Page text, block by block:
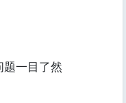
一目了然